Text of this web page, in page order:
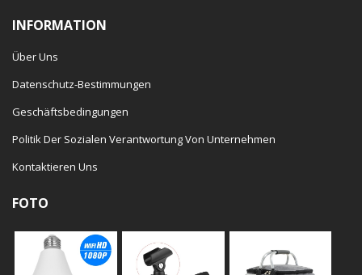
INFORMATION
Über Uns
Datenschutz-Bestimmungen
Geschäftsbedingungen
Politik Der Sozialen Verantwortung Von Unternehmen
Kontaktieren Uns
FOTO